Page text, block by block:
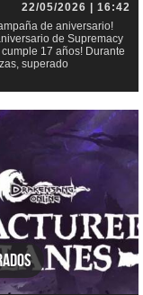
22/05/2026 | 16:42
de aniversario!
de Supremacy
17 años! Durante
superado